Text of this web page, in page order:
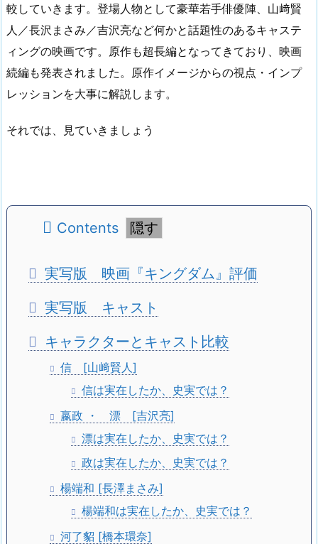
較していきます。登場人物として豪華若手俳優陣、山﨑賢
人／長沢まさみ／吉沢亮など何かと話題性のあるキャステ
ィングの映画です。原作も超長編となってきており、映画
続編も発表されました。原作イメージからの視点・インプ
レッションを大事に解説します。
それでは、見ていきましょう
Contents
実写版 映画『キングダム』評価
実写版 キャスト
キャラクターとキャスト比較
信 [山﨑賢人]
信は実在したか、史実では？
嬴政 ・ 漂 [吉沢亮]
漂は実在したか、史実では？
政は実在したか、史実では？
楊端和 [長澤まさみ]
楊端和は実在したか、史実では？
河了貂 [橋本環奈]